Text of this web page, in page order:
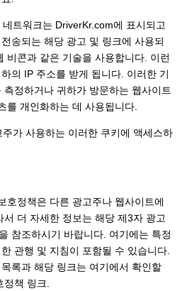
트워크는 DriverKr.com에 표시되고
송되는 해당 광고 및 링크에 사용되
비콘과 같은 기술을 사용합니다. 이런
의 IP 주소를 받게 됩니다. 이러한 기
정하거나 귀하가 방문하는 웹사이트
를 개인화하는 데 사용됩니다.
가 사용하는 이러한 쿠키에 액세스하
호정책은 다른 광고주나 웹사이트에
더 자세한 정보는 해당 제3자 광고
참조하시기 바랍니다. 여기에는 특정
관행 및 지침이 포함될 수 있습니다.
록과 해당 링크는 여기에서 확인할
책 링크.